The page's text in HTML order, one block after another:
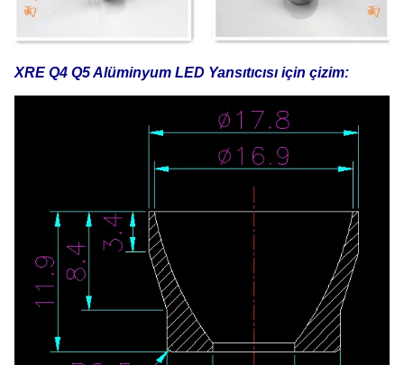
XRE Q4 Q5 Alüminyum LED Yansıtıcısı için çizim: